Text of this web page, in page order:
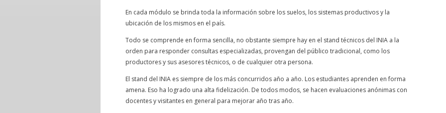
En cada módulo se brinda toda la información sobre los suelos, los sistemas productivos y la
ubicación de los mismos en el país.
Todo se comprende en forma sencilla, no obstante siempre hay en el stand técnicos del INIA a la
orden para responder consultas especializadas, provengan del público tradicional, como los
productores y sus asesores técnicos, o de cualquier otra persona.
El stand del INIA es siempre de los más concurridos año a año. Los estudiantes aprenden en forma
amena. Eso ha logrado una alta fidelización. De todos modos, se hacen evaluaciones anónimas con
docentes y visitantes en general para mejorar año tras año.